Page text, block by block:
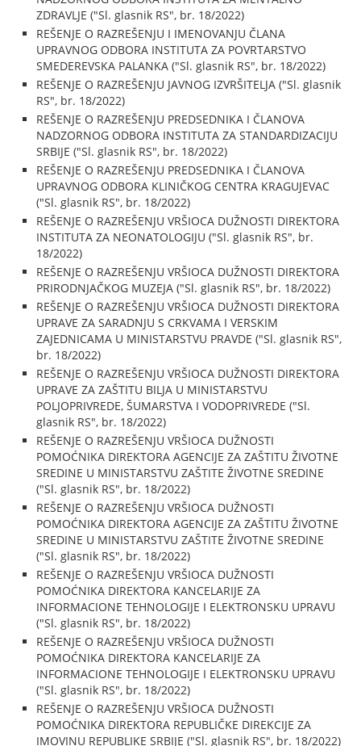
ZDRAVLJE ("Sl. glasnik RS", br. 18/2022)
REŠENJE O RAZREŠENJU I IMENOVANJU ČLANA
UPRAVNOG ODBORA INSTITUTA ZA POVRTARSTVO
SMEDEREVSKA PALANKA ("Sl. glasnik RS", br. 18/2022)
REŠENJE O RAZREŠENJU JAVNOG IZVRŠITELJA ("Sl. glasnik
RS", br. 18/2022)
REŠENJE O RAZREŠENJU PREDSEDNIKA I ČLANOVA
NADZORNOG ODBORA INSTITUTA ZA STANDARDIZACIJU
SRBIJE ("Sl. glasnik RS", br. 18/2022)
REŠENJE O RAZREŠENJU PREDSEDNIKA I ČLANOVA
UPRAVNOG ODBORA KLINIČKOG CENTRA KRAGUJEVAC
("Sl. glasnik RS", br. 18/2022)
REŠENJE O RAZREŠENJU VRŠIOCA DUŽNOSTI DIREKTORA
INSTITUTA ZA NEONATOLOGIJU ("Sl. glasnik RS", br.
18/2022)
REŠENJE O RAZREŠENJU VRŠIOCA DUŽNOSTI DIREKTORA
PRIRODNJAČKOG MUZEJA ("Sl. glasnik RS", br. 18/2022)
REŠENJE O RAZREŠENJU VRŠIOCA DUŽNOSTI DIREKTORA
UPRAVE ZA SARADNJU S CRKVAMA I VERSKIM
ZAJEDNICAMA U MINISTARSTVU PRAVDE ("Sl. glasnik RS",
br. 18/2022)
REŠENJE O RAZREŠENJU VRŠIOCA DUŽNOSTI DIREKTORA
UPRAVE ZA ZAŠTITU BILJA U MINISTARSTVU
POLJOPRIVREDE, ŠUMARSTVA I VODOPRIVREDE ("Sl.
glasnik RS", br. 18/2022)
REŠENJE O RAZREŠENJU VRŠIOCA DUŽNOSTI
POMOĆNIKA DIREKTORA AGENCIJE ZA ZAŠTITU ŽIVOTNE
SREDINE U MINISTARSTVU ZAŠTITE ŽIVOTNE SREDINE
("Sl. glasnik RS", br. 18/2022)
REŠENJE O RAZREŠENJU VRŠIOCA DUŽNOSTI
POMOĆNIKA DIREKTORA AGENCIJE ZA ZAŠTITU ŽIVOTNE
SREDINE U MINISTARSTVU ZAŠTITE ŽIVOTNE SREDINE
("Sl. glasnik RS", br. 18/2022)
REŠENJE O RAZREŠENJU VRŠIOCA DUŽNOSTI
POMOĆNIKA DIREKTORA KANCELARIJE ZA
INFORMACIONE TEHNOLOGIJE I ELEKTRONSKU UPRAVU
("Sl. glasnik RS", br. 18/2022)
REŠENJE O RAZREŠENJU VRŠIOCA DUŽNOSTI
POMOĆNIKA DIREKTORA KANCELARIJE ZA
INFORMACIONE TEHNOLOGIJE I ELEKTRONSKU UPRAVU
("Sl. glasnik RS", br. 18/2022)
REŠENJE O RAZREŠENJU VRŠIOCA DUŽNOSTI
POMOĆNIKA DIREKTORA REPUBLIČKE DIREKCIJE ZA
IMOVINU REPUBLIKE SRBIJE ("Sl. glasnik RS", br. 18/2022)